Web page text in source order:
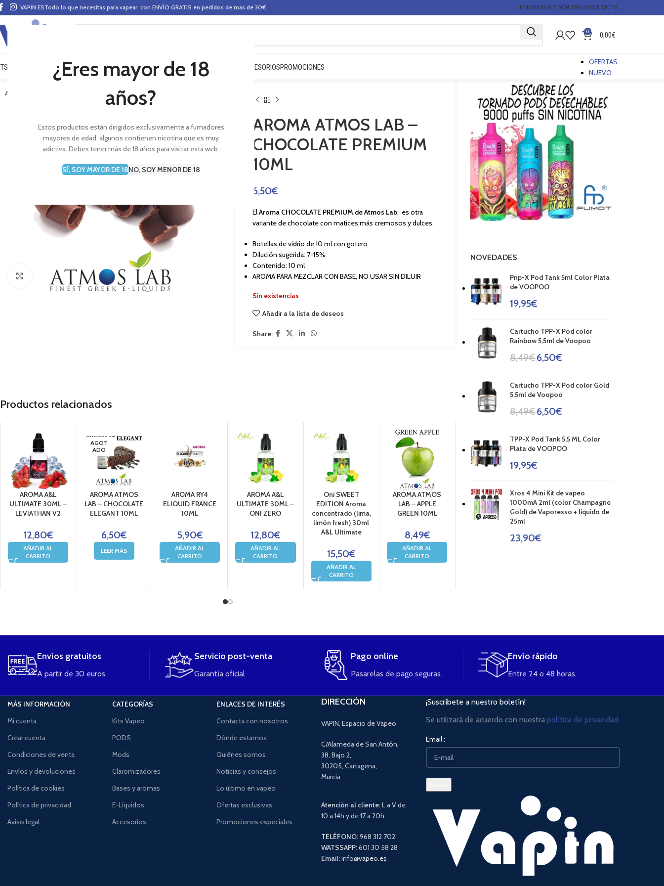
¿Eres mayor de 18
años?
Estos productos están dirigidos exclusivamente a fumadores
mayores de edad, algunos contienen nicotina que es muy
adictiva. Debes tener más de 18 años para visitar esta web.
SÍ, SOY MAYOR DE 18NO, SOY MENOR DE 18
VAPIN.ESTodo lo que necesitas para vapear con ENVÍO GRATIS en pedidos de mas de 30€ TIENDAQUIÉNES SOMOSBLOGCONTACTO
0 0,00€
VAPEO MODS CLAROMIZADORES BASES Y AROMAS (ALQUIMIA) ACCESORIOSPROMOCIONES
OFERTAS
NUEVO
AGOTADO
Haga Click para agrandar
AROMA ATMOS LAB –
CHOCOLATE PREMIUM
10ML
6,50€
ElAroma CHOCOLATE PREMIUM,de Atmos Lab, es otra
variante de chocolate con matices más cremosos y dulces.
Botellas de vidrio de 10 ml con gotero.
Dilución sugerida: 7-15%
Contenido: 10 ml
AROMA PARA MEZCLAR CON BASE, NO USAR SIN DILUIR
Sin existencias
Añadir a la lista de deseos
Share:
Productos relacionados
AROMA A&L
ULTIMATE 30ML –
LEVIATHAN V2
12,80€
AÑADIR AL
CARRITO
AGOT
ADO
AROMA ATMOS
LAB – CHOCOLATE
ELEGANT 10ML
6,50€
LEER MÁS
AROMA RY4
ELIQUID FRANCE
10ML
5,90€
AÑADIR AL
CARRITO
AROMA A&L
ULTIMATE 30ML –
ONI ZERO
12,80€
AÑADIR AL
CARRITO
Oni SWEET
EDITION Aroma
concentrado (lima,
limón fresh) 30ml
A&L Ultimate
15,50€
AÑADIR AL
CARRITO
AROMA ATMOS
LAB – APPLE
GREEN 10ML
8,49€
AÑADIR AL
CARRITO
AROMA T JUICE
10ml RED ASTAIRE
-21%
AGOT
TRINDIO AROMA
de Shaman Juice
10ML
NOVEDADES
Pnp-X Pod Tank 5ml Color Plata
de VOOPOO
19,95€
Cartucho TPP-X Pod color
Rainbow 5,5ml de Voopoo
8,49€6,50€
Cartucho TPP-X Pod color Gold
5,5ml de Voopoo
8,49€6,50€
TPP-X Pod Tank 5,5 ML Color
Plata de VOOPOO
19,95€
Xros 4 Mini Kit de vapeo
1000mA 2ml (color Champagne
Gold) de Vaporesso + liquido de
25ml
23,90€
Envíos gratuitos
A partir de 30 euros.
Servicio post-venta
Garantía oficial
Pago online
Pasarelas de pago seguras.
Envío rápido
Entre 24 o 48 horas.
MÁS INFORMACIÓN
Mi cuenta
Crear cuenta
Condiciones de venta
Envíos y devoluciones
Política de cookies
Política de privacidad
Aviso legal
CATEGORÍAS
Kits Vapeo
PODS
Mods
Claromizadores
Bases y aromas
E-Líquidos
Accesorios
ENLACES DE INTERÉS
Contacta con nosotros
Dónde estamos
Quiénes somos
Noticias y consejos
Lo último en vapeo
Ofertas exclusivas
Promociones especiales
DIRECCIÓN
VAPIN, Espacio de Vapeo
C/Alameda de San Antón,
38, Bajo 2,
30205, Cartagena,
Murcia
Atención al cliente:L a V de
10 a 14h y de 17 a 20h
TELÉFONO:968 312 702
WATSSAPP:601 30 58 28
Email:info@vapeo.es
¡Suscríbete a nuestro boletín!
Se utilizará de acuerdo con nuestra política de privacidad.
Email :